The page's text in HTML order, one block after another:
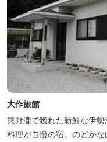
大作旅館
熊野灘で獲れた新鮮な伊
料理が自慢の宿。のどかな